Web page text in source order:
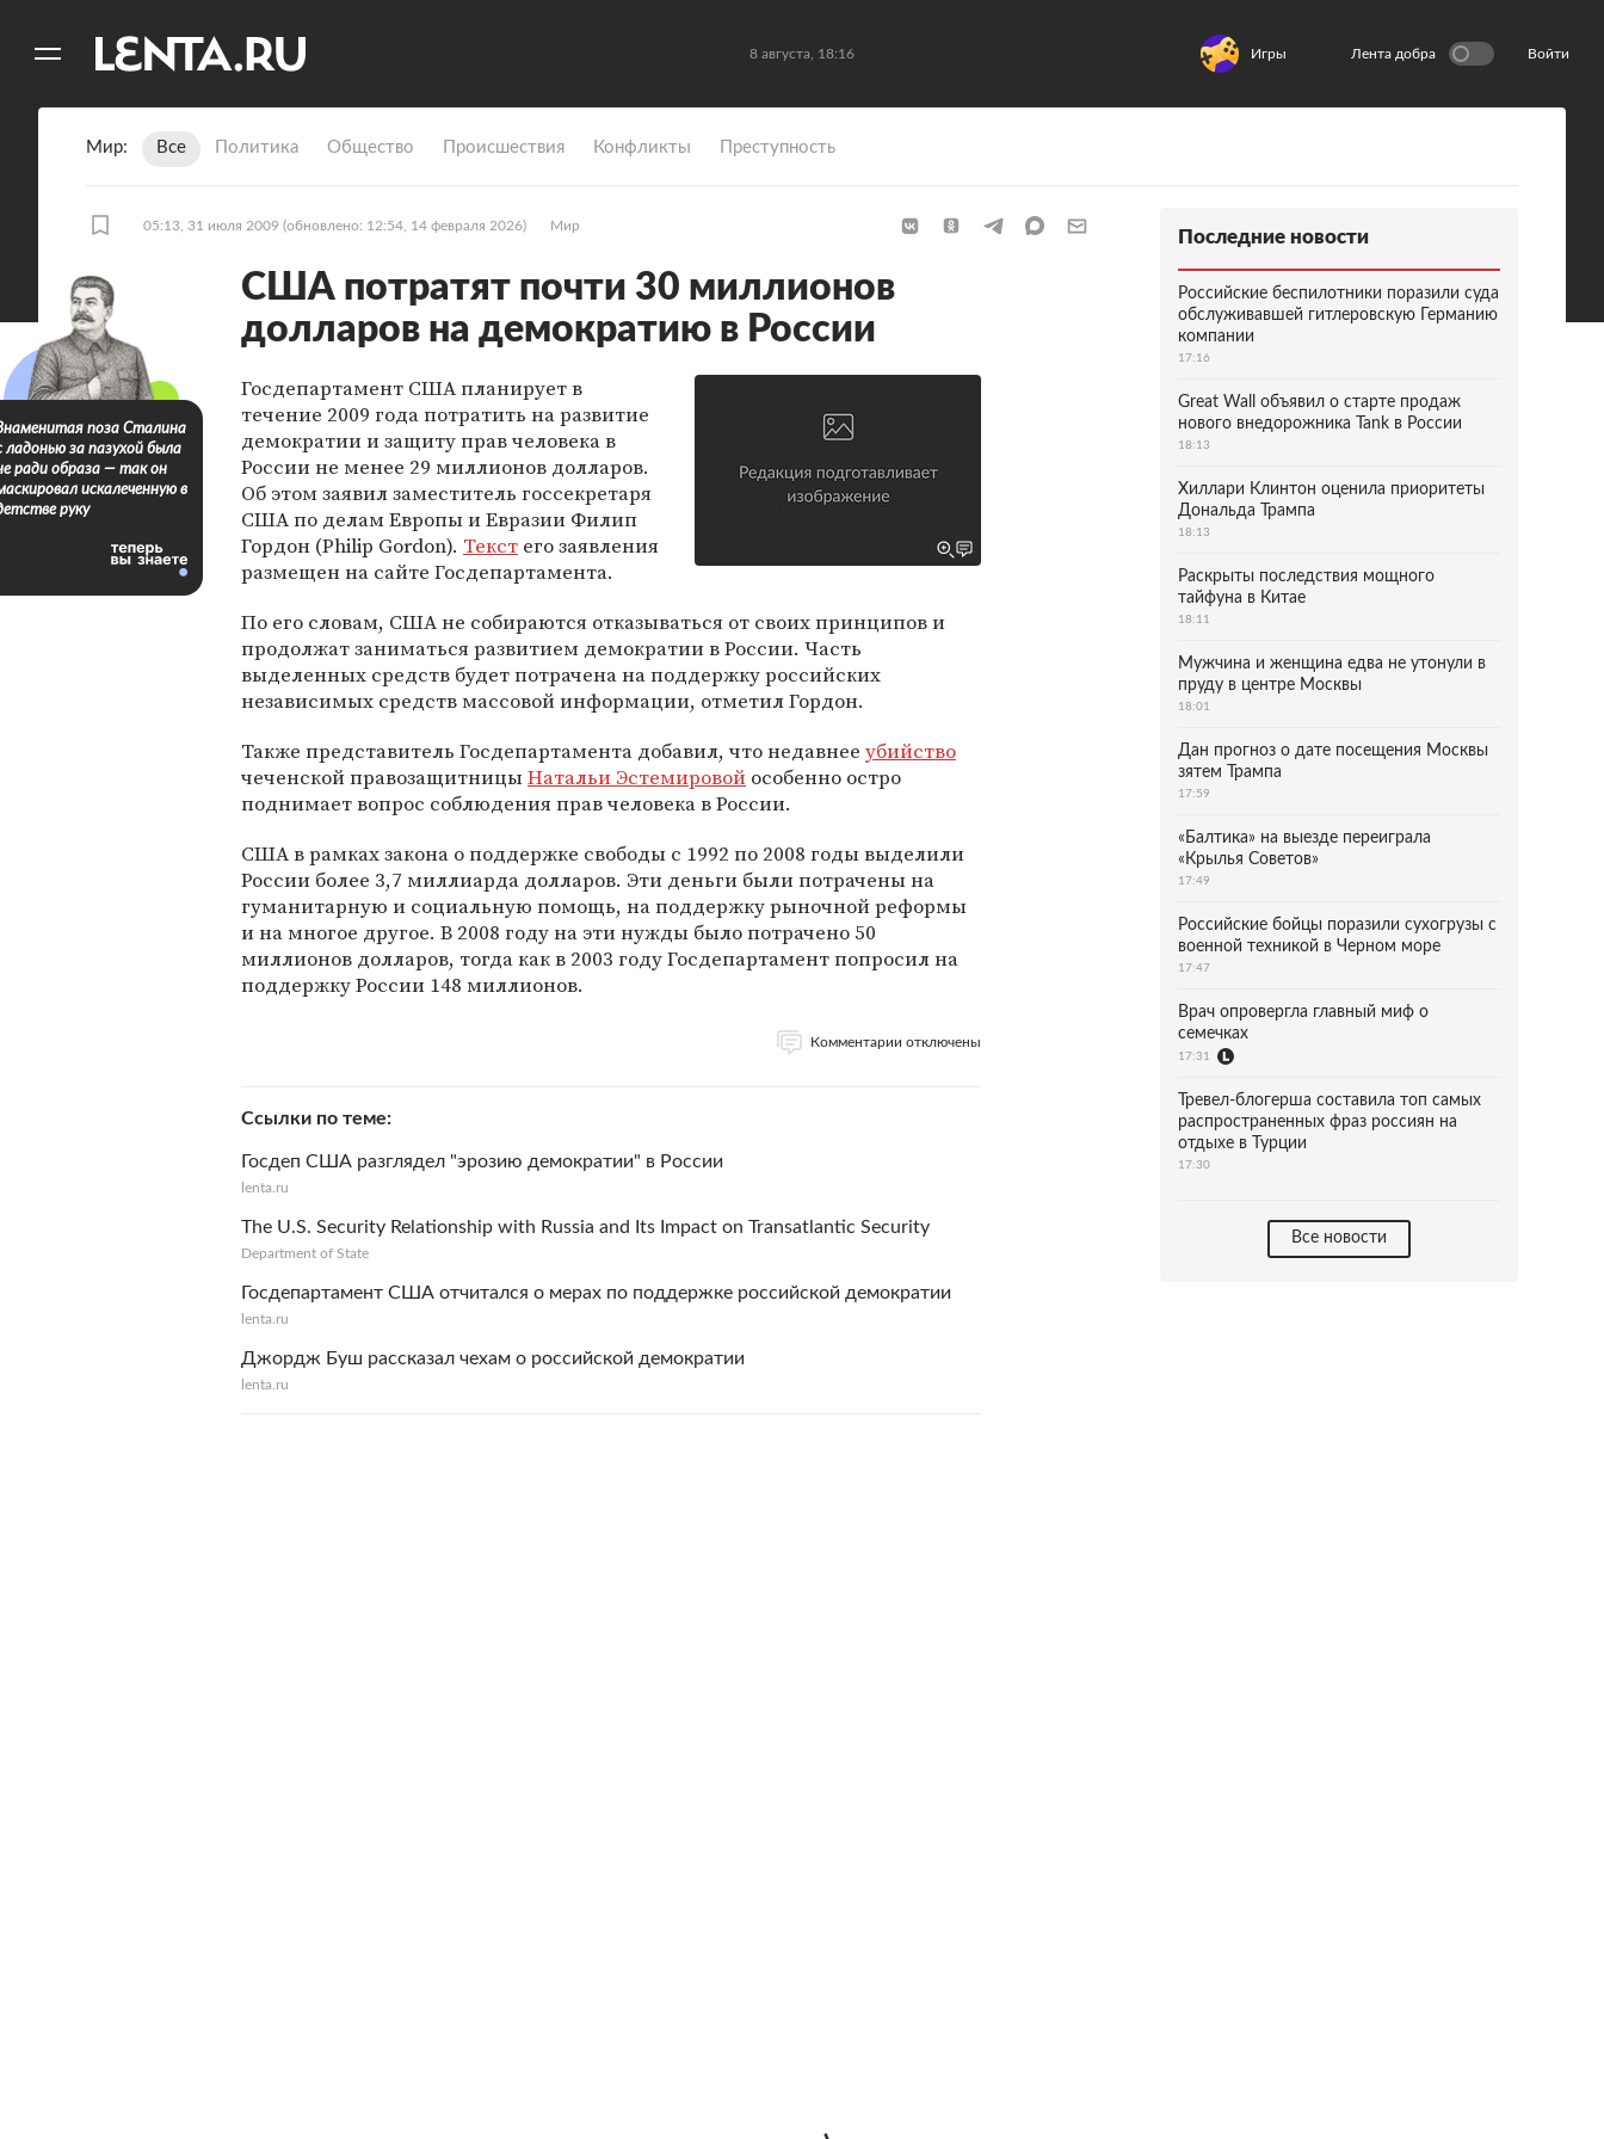
8 августа, 18:16 Игры Лента добра Войти
Мир Все Политика Общество Происшествия Конфликты Преступность
05:13, 31 июля 2009 (обновлено: 12:54, 14 февраля 2026) Мир
США потратят почти 30 миллионов
долларов на демократию в России
Госдепартамент США планирует в
течение 2009 года потратить на развитие
демократии и защиту прав человека в
России не менее 29 миллионов долларов.
Об этом заявил заместитель госсекретаря
США по делам Европы и Евразии Филип
Гордон (Philip Gordon). Текст его заявления
размещен на сайте Госдепартамента.
По его словам, США не собираются отказываться от своих принципов и
продолжат заниматься развитием демократии в России. Часть
выделенных средств будет потрачена на поддержку российских
независимых средств массовой информации, отметил Гордон.
Также представитель Госдепартамента добавил, что недавнее убийство
чеченской правозащитницыНатальи Эстемировой особенно остро
поднимает вопрос соблюдения прав человека в России.
США в рамках закона о поддержке свободы с 1992 по 2008 годы выделили
России более 3,7 миллиарда долларов. Эти деньги были потрачены на
гуманитарную и социальную помощь, на поддержку рыночной реформы
и на многое другое. В 2008 году на эти нужды было потрачено 50
миллионов долларов, тогда как в 2003 году Госдепартамент попросил на
поддержку России 148 миллионов.
Комментарии отключены
Ссылки по теме
Госдеп США разглядел "эрозию демократии" в России
lenta.ru
The U.S. Security Relationship with Russia and Its Impact on Transatlantic Security
Department of State
Госдепартамент США отчитался о мерах по поддержке российской демократии
lenta.ru
Джордж Буш рассказал чехам о российской демократии
lenta.ru
поза Сталина
ладонью за пазухой была
ради образа — так он
искалеченную в
руку
Последние новости
Российские беспилотники поразили суда
обслуживавшей гитлеровскую Германию
компании
17:16
Great Wall объявил о старте продаж
нового внедорожника Tank в России
18:13
Хиллари Клинтон оценила приоритеты
Дональда Трампа
18:13
Раскрыты последствия мощного
тайфуна в Китае
18:11
Мужчина и женщина едва не утонули в
пруду в центре Москвы
18:01
Дан прогноз о дате посещения Москвы
зятем Трампа
17:59
«Балтика» на выезде переиграла
«Крылья Советов»
17:49
Российские бойцы поразили сухогрузы с
военной техникой в Черном море
17:47
Врач опровергла главный миф о
семечках
17:31
Тревел-блогерша составила топ самых
распространенных фраз россиян на
отдыхе в Турции
17:30
Все новости